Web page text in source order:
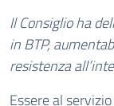
Il Consiglio ha
in BTP,
resistenza
Essere al